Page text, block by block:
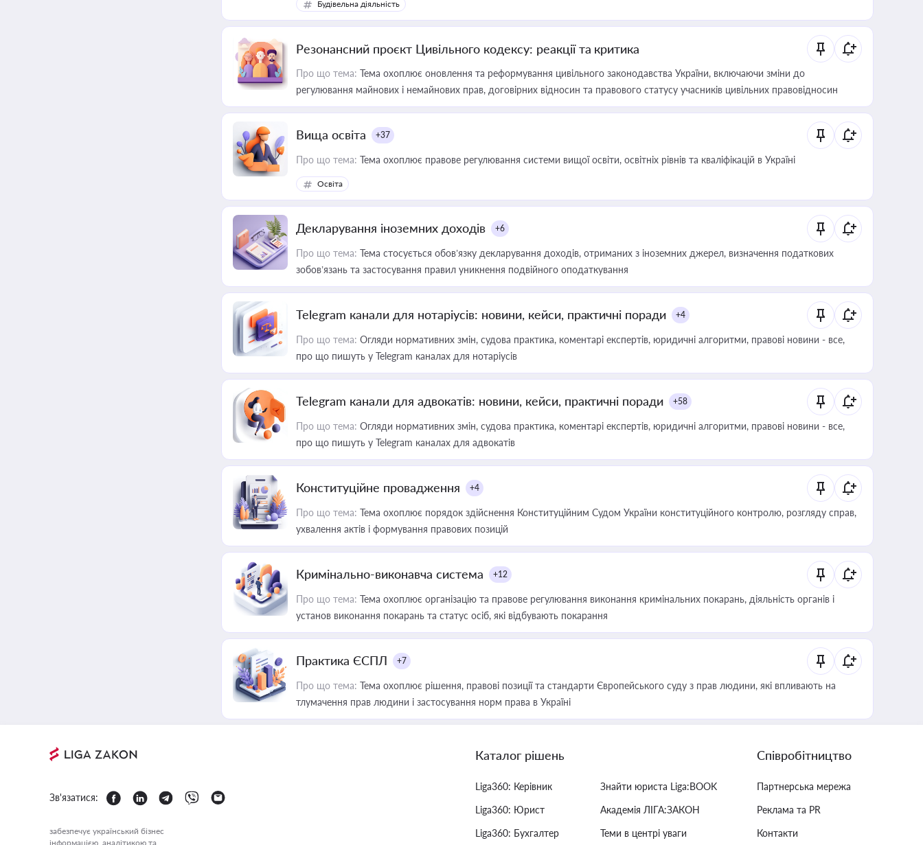
Будівельна діяльність
Резонансний проєкт Цивільного кодексу: реакції та критика
Про що тема: Тема охоплює оновлення та реформування цивільного законодавства України, включаючи зміни до
регулювання майнових і немайнових прав, договірних відносин та правового статусу учасників цивільних правовідносин
Вища освіта +37
Про що тема: Тема охоплює правове регулювання системи вищої освіти, освітніх рівнів та кваліфікацій в Україні
Освіта
Декларування іноземних доходів +6
Про що тема: Тема стосується обов’язку декларування доходів, отриманих з іноземних джерел, визначення податкових
зобов’язань та застосування правил уникнення подвійного оподаткування
Telegram канали для нотаріусів: новини, кейси, практичні поради +4
Про що тема: Огляди нормативних змін, судова практика, коментарі експертів, юридичні алгоритми, правові новини - все,
про що пишуть у Telegram каналах для нотаріусів
Telegram канали для адвокатів: новини, кейси, практичні поради +58
Про що тема: Огляди нормативних змін, судова практика, коментарі експертів, юридичні алгоритми, правові новини - все,
про що пишуть у Telegram каналах для адвокатів
Конституційне провадження +4
Про що тема: Тема охоплює порядок здійснення Конституційним Судом України конституційного контролю, розгляду справ,
ухвалення актів і формування правових позицій
Кримінально-виконавча система +12
Про що тема: Тема охоплює організацію та правове регулювання виконання кримінальних покарань, діяльність органів і
установ виконання покарань та статус осіб, які відбувають покарання
Практика ЄСПЛ +7
Про що тема: Тема охоплює рішення, правові позиції та стандарти Європейського суду з прав людини, які впливають на
тлумачення прав людини і застосування норм права в Україні
Зв'язатися:
забезпечує український бізнес
інформацією, аналітикою та
Каталог рішень
Liga360: Керівник
Liga360: Юрист
Liga360: Бухгалтер
Знайти юриста Liga:BOOK
Академія ЛІГА:ЗАКОН
Теми в центрі уваги
Співробітництво
Партнерська мережа
Реклама та PR
Контакти